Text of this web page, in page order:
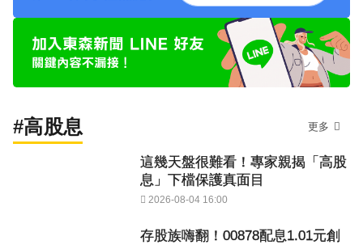
#高股息 更多
這幾天盤很難看！專家親揭「高股
息」下檔保護真面目
2026-08-04 16:00
存股族嗨翻！00878配息1.01元創